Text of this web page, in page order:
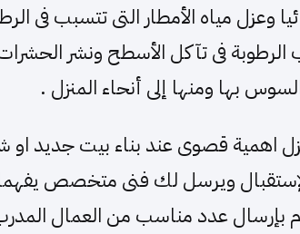
وعزل مياه الأمطار التى تتسبب فى
الرطوبة فى تآكل الأسطح ونشر الحشرات
بها ومنها إلى أنحاء المنزل .
اهمية قصوى عند بناء بيت جديد او
ويرسل لك فنى متخصص
بإرسال عدد مناسب من العمال